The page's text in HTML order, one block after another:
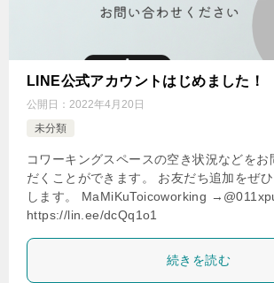
LINE公式アカウントはじめました！
公開日： 2022年4月20日
未分類
コワーキングスペースの空き状況などをお
だくことができます。 お友だち追加をぜ
します。 MaMiKuToicoworking
https://lin.ee/dcQq1o1
続きを読む